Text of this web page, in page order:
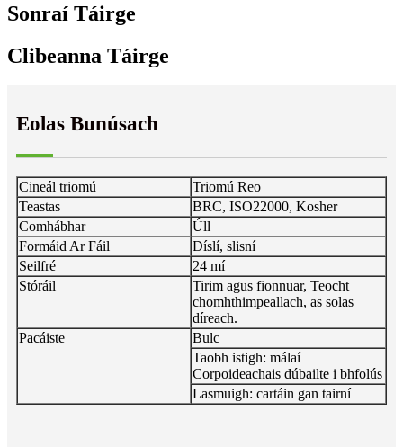
Sonraí Táirge
Clibeanna Táirge
Eolas Bunúsach
Cineál triomú
Triomú Reo
Teastas
BRC, ISO22000, Kosher
Comhábhar
Úll
Formáid Ar Fáil
Díslí, slisní
Seilfré
24 mí
Stóráil
Tirim agus fionnuar, Teocht
chomhthimpeallach, as solas
díreach.
Pacáiste
Bulc
Taobh istigh: málaí
Corpoideachais dúbailte i bhfolús
Lasmuigh: cartáin gan tairní